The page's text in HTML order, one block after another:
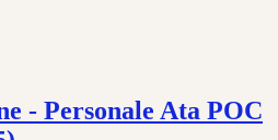
- Personale Ata POC